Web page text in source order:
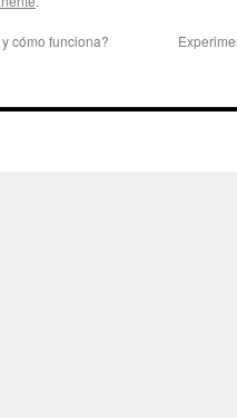
cómo funciona?